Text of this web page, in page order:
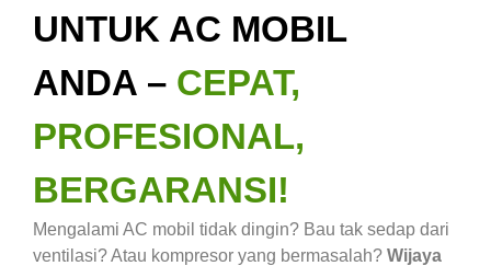
UNTUK AC MOBIL
ANDA – CEPAT,
PROFESIONAL,
BERGARANSI!
Mengalami AC mobil tidak dingin? Bau tak sedap dari
ventilasi? Atau kompresor yang bermasalah? Wijaya